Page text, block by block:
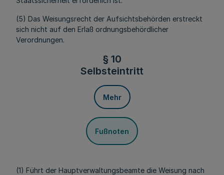
(5) Das Weisungsrecht der Aufsichtsbehörden erstreckt
sich nicht auf den Erlaß ordnungsbehördlicher
Verordnungen.
§ 10
Selbsteintritt
Mehr
Fußnoten
(1) Führt der Hauptverwaltungsbeamte die Weisung nach